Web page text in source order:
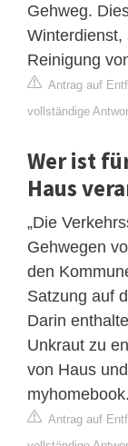
Gehweg.
Winterdienst,
Reinigung
Antrag auf
vollständige
Wer ist
Haus
„Die
Gehwegen
den
Satzung auf
Darin
Unkraut zu
von Haus
Antrag auf